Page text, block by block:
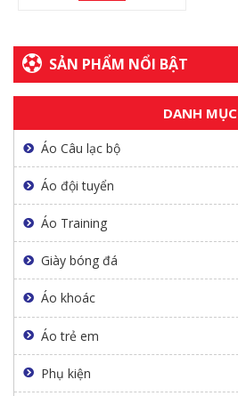
SẢN PHẨM NỔI BẬT
DANH MỤC
Áo Câu lạc bộ
Áo đội tuyển
Áo Training
Giày bóng đá
Áo khoác
Áo trẻ em
Phụ kiện